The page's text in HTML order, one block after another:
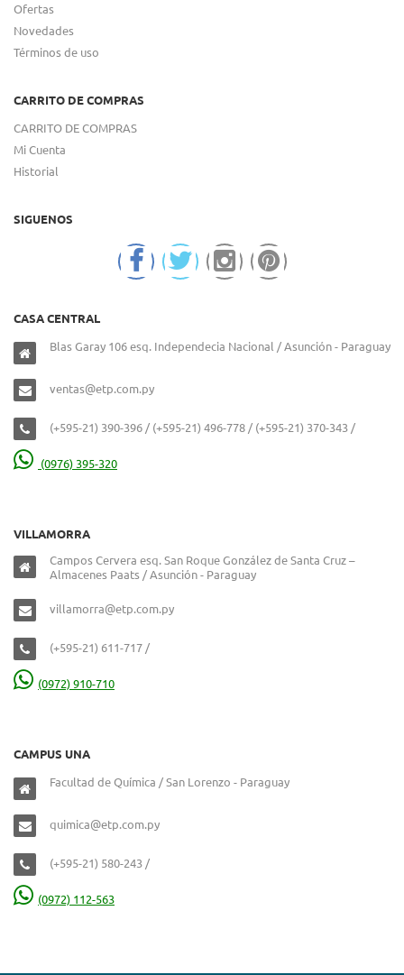
Ofertas
Novedades
Términos de uso
CARRITO DE COMPRAS
CARRITO DE COMPRAS
Mi Cuenta
Historial
SIGUENOS
CASA CENTRAL
Blas Garay 106 esq. Independecia Nacional / Asunción - Paraguay
ventas@etp.com.py
(+595-21) 390-396 / (+595-21) 496-778 / (+595-21) 370-343 /
(0976) 395-320
VILLAMORRA
Campos Cervera esq. San Roque González de Santa Cruz –
Almacenes Paats / Asunción - Paraguay
villamorra@etp.com.py
(+595-21) 611-717 /
(0972) 910-710
CAMPUS UNA
Facultad de Química / San Lorenzo - Paraguay
quimica@etp.com.py
(+595-21) 580-243 /
(0972) 112-563